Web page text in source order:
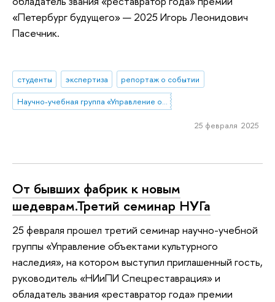
«Петербург будущего» — 2025 Игорь Леонидович
Пасечник.
студенты экспертиза
репортаж о событии
25 февраля 2025
От бывших фабрик к новым
шедеврам.Третий семинар НУГа
25 февраля прошел третий семинар научно-учебной
группы «Управление объектами культурного
наследия», на котором выступил приглашенный гость,
руководитель «НИиПИ Спецреставрация» и
обладатель звания «реставратор года» премии